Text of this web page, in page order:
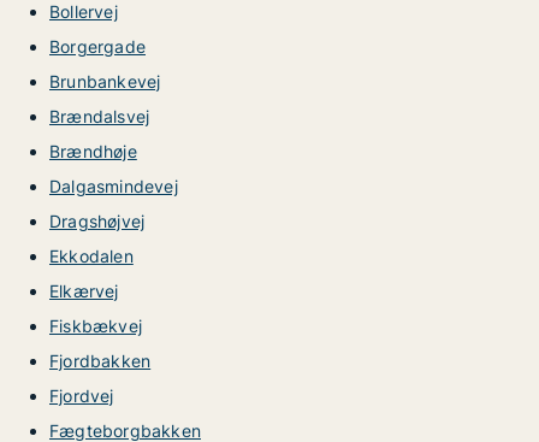
Bollervej
Borgergade
Brunbankevej
Brændalsvej
Brændhøje
Dalgasmindevej
Dragshøjvej
Ekkodalen
Elkærvej
Fiskbækvej
Fjordbakken
Fjordvej
Fægteborgbakken